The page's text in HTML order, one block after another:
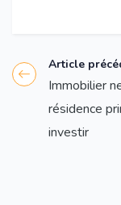
Article
Immobilier
résidence
investir